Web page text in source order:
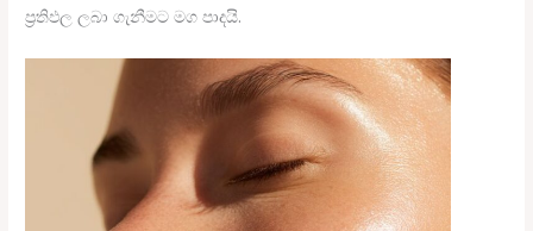
ප්‍රතිඵල ලබා ගැනීමට මග පාදයි.